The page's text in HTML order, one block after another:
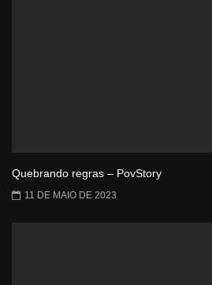
Quebrando regras – PovStory
11 DE MAIO DE 2023